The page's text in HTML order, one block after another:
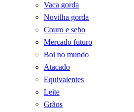
Vaca gorda
Novilha gorda
Couro e sebo
Mercado futuro
Boi no mundo
Atacado
Equivalentes
Leite
Grãos